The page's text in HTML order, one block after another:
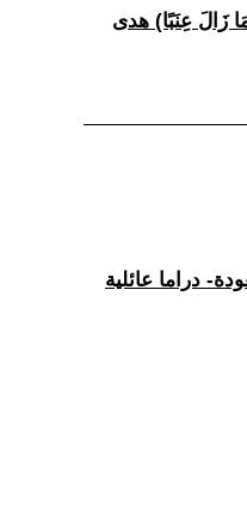
زَالَ عِنَبًا) هدى
دراما عائلية